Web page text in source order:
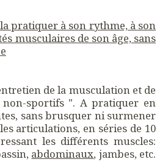
pratiquer à son rythme, à son
musculaires de son âge, sans
de la musculation et de
sportifs ". A pratiquer en
sans brusquer ni surmener
articulations, en séries de 10
les différents muscles:
abdominaux, jambes, etc.